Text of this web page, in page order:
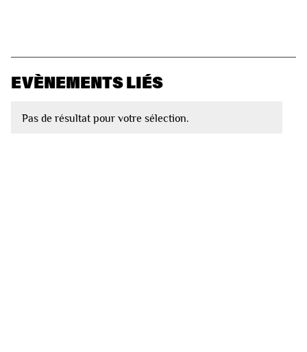
EVÈNEMENTS LIÉS
Pas de résultat pour votre sélection.